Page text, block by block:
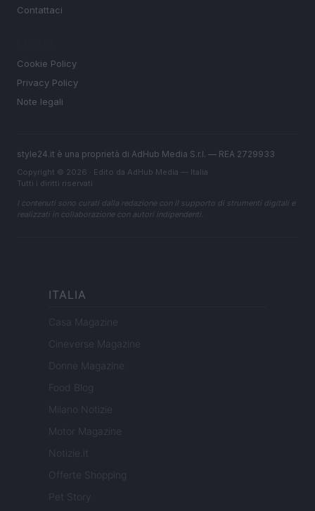
Contattaci
Cookie Policy
Privacy Policy
Note legali
style24.it è una proprietà di AdHub Media S.r.l. — REA 2729933
Copyright © 2026 · Edito da AdHub Media — Italia
Tutti i diritti riservati
I contenuti sono curati dalla redazione con il supporto di strumenti digitali e
realizzati in collaborazione con autori indipendenti.
ITALIA
Casa Magazine
Cineverse Magazine
Donne Magazine
Food Blog
Milano Notizie
Motor Magazine
Notizie.it
Offerte Shopping
Pet Story